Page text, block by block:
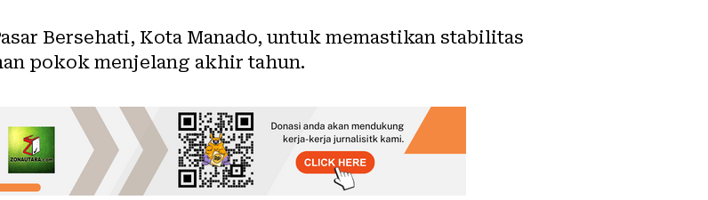
Bersehati, Kota Manado, untuk memastikan stabilitas
pokok menjelang akhir tahun.